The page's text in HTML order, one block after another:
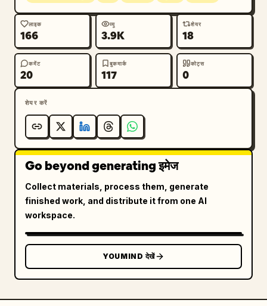
लाइक
166
व्यू
3.9K
शेयर
18
कमेंट
20
बुकमार्क
117
कोट्स
0
शेयर करें
Go beyond generating इमेज
Collect materials, process them, generate
finished work, and distribute it from one AI
workspace.
YOUMIND देखें